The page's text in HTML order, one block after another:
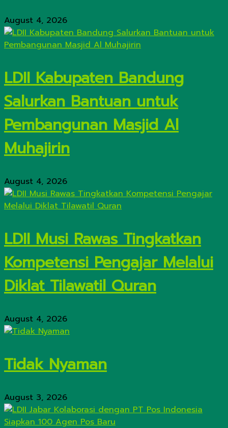
August 4, 2026
LDII Kabupaten Bandung
Salurkan Bantuan untuk
Pembangunan Masjid Al
Muhajirin
August 4, 2026
LDII Musi Rawas Tingkatkan
Kompetensi Pengajar Melalui
Diklat Tilawatil Quran
August 4, 2026
Tidak Nyaman
August 3, 2026